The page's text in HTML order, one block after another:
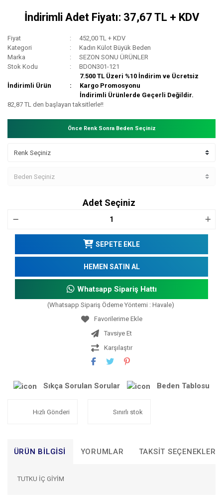
İndirimli Adet Fiyatı: 37,67 TL + KDV
Fiyat
452,00 TL + KDV
Kategori
Kadın Külot Büyük Beden
Marka
SEZON SONU ÜRÜNLER
Stok Kodu
BDON301-121
İndirimli Ürün
7.500 TL Üzeri %10 İndirim ve Ücretsiz
Kargo Promosyonu
İndirimli Ürünlerde Geçerli Değildir.
82,87 TL den başlayan taksitlerle!!
Önce Renk Sonra Beden Seçiniz
Adet Seçiniz
SEPETE EKLE
HEMEN SATIN AL
Whatsapp Sipariş Hattı
(Whatsapp Sipariş Ödeme Yöntemi : Havale)
Tavsiye Et
Karşılaştır
Sıkça Sorulan Sorular Beden Tablosu
Hızlı Gönderi Sınırlı stok
ÜRÜN BILGISI YORUMLAR TAKSIT SEÇENEKLERI
TUTKU İÇ GİYİM